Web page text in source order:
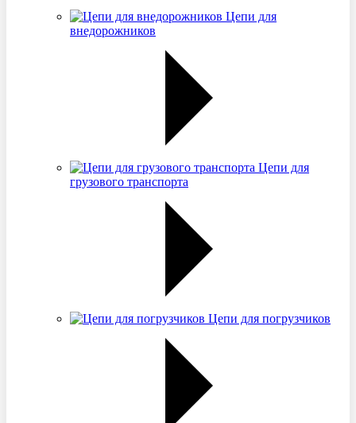
Цепи для
внедорожников
Цепи для
грузового транспорта
Цепи для погрузчиков